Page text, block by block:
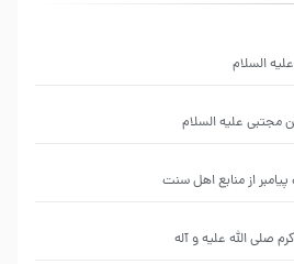
السلام
مجتبی علیه السلام
از منابع اهل سنت
صلی الله علیه و آله